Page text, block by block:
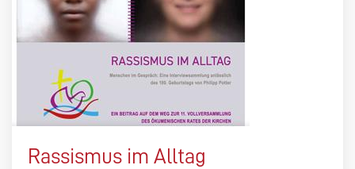
Rassismus im Alltag